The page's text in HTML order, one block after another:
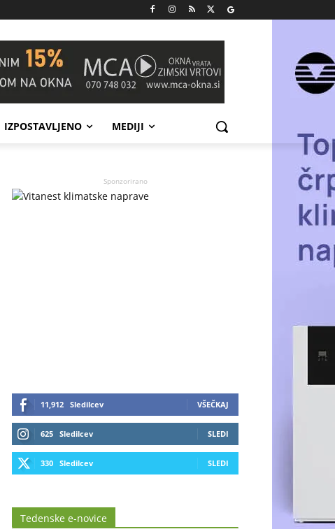
IZPOSTAVLJENO MEDIJI
Sponzorirano
11,912 Sledilcev VŠEČKAJ
625 Sledilcev SLEDI
330 Sledilcev SLEDI
Tedenske e-novice